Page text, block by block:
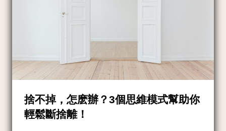
捨不掉，怎麽辦？3個思維模式幫助你
輕鬆斷捨離！